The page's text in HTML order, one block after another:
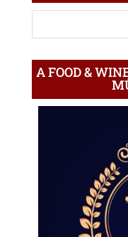
BLOGON
A FOOD &